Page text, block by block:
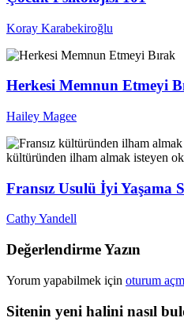
Koray Karabekiroğlu
Herkesi Memnun Etmeyi
Hailey Magee
Fransız Usulü İyi Yaşama
Cathy Yandell
Değerlendirme Yazın
Yorum yapabilmek için oturum
Sitenin yeni halini nasıl